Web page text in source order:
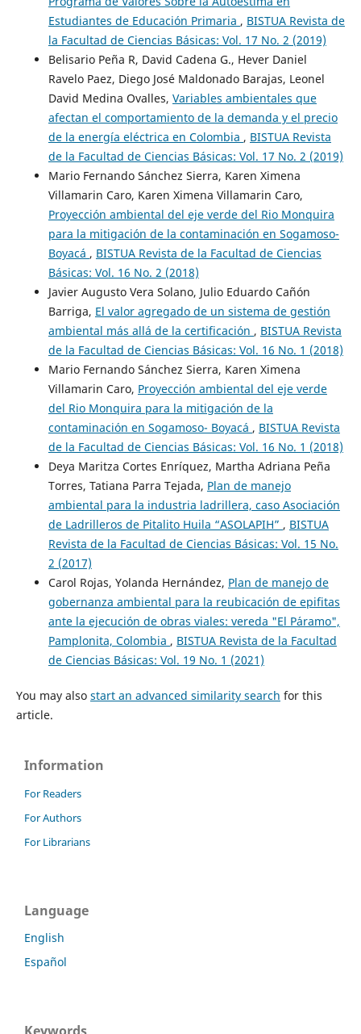
Estudiantes de Educación Primaria , BISTUA Revista de
la Facultad de Ciencias Básicas: Vol. 17 No. 2 (2019)
Belisario Peña R, David Cadena G., Hever Daniel
Ravelo Paez, Diego José Maldonado Barajas, Leonel
David Medina Ovalles, Variables ambientales que
afectan el comportamiento de la demanda y el precio
de la energía eléctrica en Colombia , BISTUA Revista
de la Facultad de Ciencias Básicas: Vol. 17 No. 2 (2019)
Mario Fernando Sánchez Sierra, Karen Ximena
Villamarin Caro, Karen Ximena Villamarin Caro,
Proyección ambiental del eje verde del Rio Monquira
para la mitigación de la contaminación en Sogamoso-
Boyacá , BISTUA Revista de la Facultad de Ciencias
Básicas: Vol. 16 No. 2 (2018)
Javier Augusto Vera Solano, Julio Eduardo Cañón
Barriga, El valor agregado de un sistema de gestión
ambiental más allá de la certificación , BISTUA Revista
de la Facultad de Ciencias Básicas: Vol. 16 No. 1 (2018)
Mario Fernando Sánchez Sierra, Karen Ximena
Villamarin Caro, Proyección ambiental del eje verde
del Rio Monquira para la mitigación de la
contaminación en Sogamoso- Boyacá , BISTUA Revista
de la Facultad de Ciencias Básicas: Vol. 16 No. 1 (2018)
Deya Maritza Cortes Enríquez, Martha Adriana Peña
Torres, Tatiana Parra Tejada, Plan de manejo
ambiental para la industria ladrillera, caso Asociación
de Ladrilleros de Pitalito Huila “ASOLAPIH” , BISTUA
Revista de la Facultad de Ciencias Básicas: Vol. 15 No.
2 (2017)
Carol Rojas, Yolanda Hernández, Plan de manejo de
gobernanza ambiental para la reubicación de epifitas
ante la ejecución de obras viales: vereda "El P´aramo",
Pamplonita, Colombia , BISTUA Revista de la Facultad
de Ciencias Básicas: Vol. 19 No. 1 (2021)
You may also start an advanced similarity search for this
article.
Information
For Readers
For Authors
For Librarians
Language
English
Español